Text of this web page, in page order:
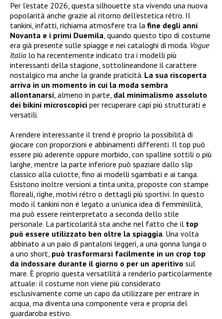
Per l’estate 2026, questa silhouette sta vivendo una nuova
popolarità anche grazie al ritorno dell’estetica rétro. Il
tankini, infatti, richiama atmosfere tra la fine degli anni
Novanta e i primi Duemila, quando questo tipo di costume
era già presente sulle spiagge e nei cataloghi di moda. Vogue
Italia lo ha recentemente indicato tra i modelli più
interessanti della stagione, sottolineandone il carattere
nostalgico ma anche la grande praticità. La sua riscoperta
arriva in un momento in cui la moda sembra
allontanarsi, almeno in parte, dal minimalismo assoluto
dei bikini microscopici per recuperare capi più strutturati e
versatili.
A rendere interessante il trend è proprio la possibilità di
giocare con proporzioni e abbinamenti differenti. Il top può
essere più aderente oppure morbido, con spalline sottili o più
larghe, mentre la parte inferiore può spaziare dallo slip
classico alla culotte, fino ai modelli sgambati e ai tanga.
Esistono inoltre versioni a tinta unita, proposte con stampe
floreali, righe, motivi rétro o dettagli più sportivi. In questo
modo il tankini non è legato a un’unica idea di femminilità,
ma può essere reinterpretato a seconda dello stile
personale. La particolarità sta anche nel fatto che il top
può essere utilizzato ben oltre la spiaggia. Una volta
abbinato a un paio di pantaloni leggeri, a una gonna lunga o
a uno short, può trasformarsi facilmente in un crop top
da indossare durante il giorno o per un aperitivo sul
mare. È proprio questa versatilità a renderlo particolarmente
attuale: il costume non viene più considerato
esclusivamente come un capo da utilizzare per entrare in
acqua, ma diventa una componente vera e propria del
guardaroba estivo.